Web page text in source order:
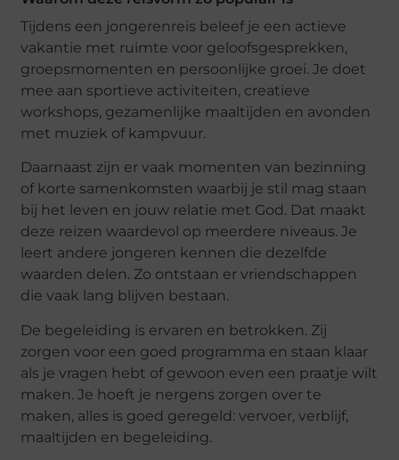
Tijdens een jongerenreis beleef je een actieve
vakantie met ruimte voor geloofsgesprekken,
groepsmomenten en persoonlijke groei. Je doet
mee aan sportieve activiteiten, creatieve
workshops, gezamenlijke maaltijden en avonden
met muziek of kampvuur.
Daarnaast zijn er vaak momenten van bezinning
of korte samenkomsten waarbij je stil mag staan
bij het leven en jouw relatie met God. Dat maakt
deze reizen waardevol op meerdere niveaus. Je
leert andere jongeren kennen die dezelfde
waarden delen. Zo ontstaan er vriendschappen
die vaak lang blijven bestaan.
De begeleiding is ervaren en betrokken. Zij
zorgen voor een goed programma en staan klaar
als je vragen hebt of gewoon even een praatje wilt
maken. Je hoeft je nergens zorgen over te
maken, alles is goed geregeld: vervoer, verblijf,
maaltijden en begeleiding.